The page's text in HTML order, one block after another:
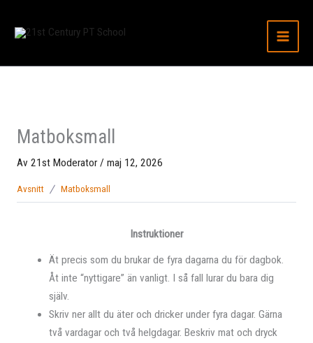
Matboksmall
Av 21st Moderator/ maj 12, 2026
Avsnitt Matboksmall
Instruktioner
Ät precis som du brukar de fyra dagarna du för dagbok.
Åt inte “nyttigare” än vanligt. I så fall lurar du bara dig
själv.
Skriv ner allt du äter och dricker under fyra dagar. Gärna
två vardagar och två helgdagar. Beskriv mat och dryck